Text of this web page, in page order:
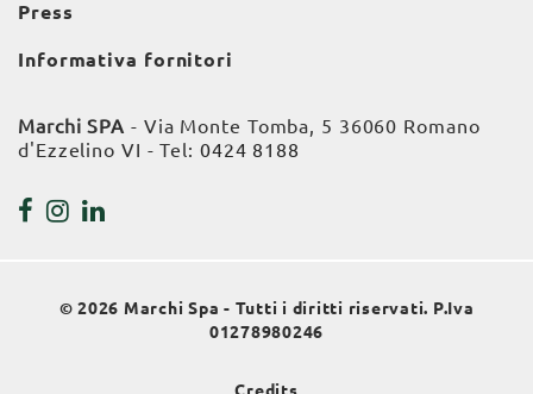
Press
Informativa fornitori
Marchi SPA - Via Monte Tomba, 5 36060 Romano
d'Ezzelino VI - Tel: 0424 8188
© 2026 Marchi Spa - Tutti i diritti riservati. P.Iva
01278980246